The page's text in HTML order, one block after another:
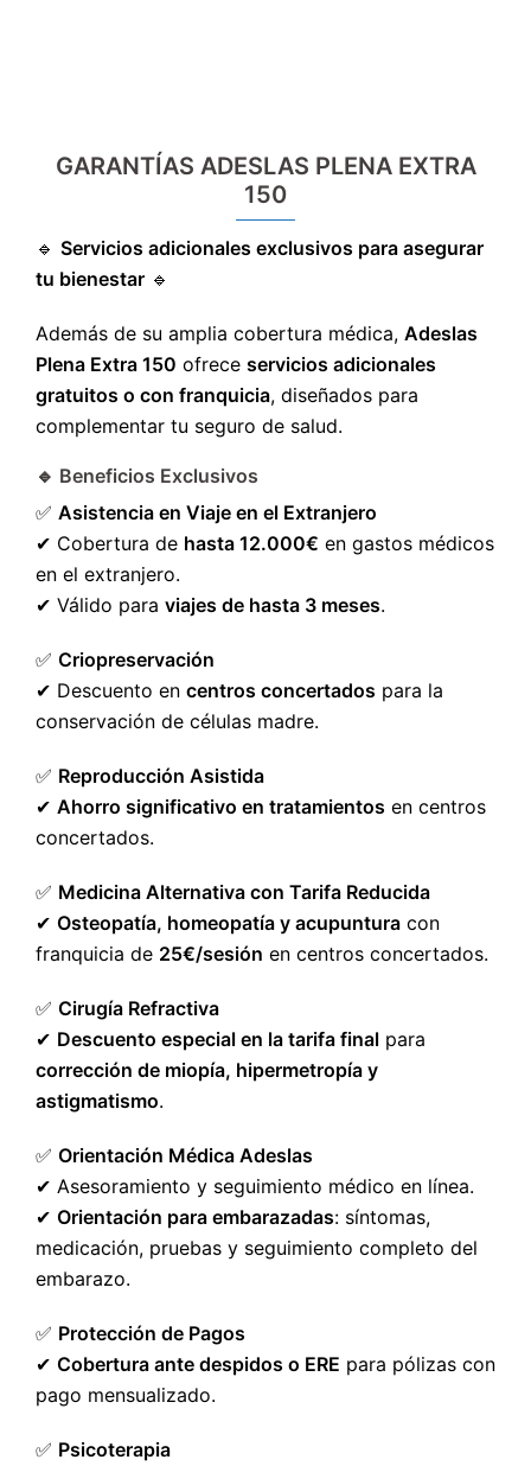
GARANTÍAS ADESLAS PLENA EXTRA
150
🔹 Servicios adicionales exclusivos para asegurar
tu bienestar 🔹
Además de su amplia cobertura médica, Adeslas
Plena Extra 150 ofrece servicios adicionales
gratuitos o con franquicia, diseñados para
complementar tu seguro de salud.
🔹 Beneficios Exclusivos
✅ Asistencia en Viaje en el Extranjero
✔ Cobertura de hasta 12.000€ en gastos médicos
en el extranjero.
✔ Válido para viajes de hasta 3 meses.
✅ Criopreservación
✔ Descuento en centros concertados para la
conservación de células madre.
✅ Reproducción Asistida
✔ Ahorro significativo en tratamientos en centros
concertados.
✅ Medicina Alternativa con Tarifa Reducida
✔ Osteopatía, homeopatía y acupuntura con
franquicia de 25€/sesión en centros concertados.
✅ Cirugía Refractiva
✔ Descuento especial en la tarifa final para
corrección de miopía, hipermetropía y
astigmatismo.
✅ Orientación Médica Adeslas
✔ Asesoramiento y seguimiento médico en línea.
✔ Orientación para embarazadas: síntomas,
medicación, pruebas y seguimiento completo del
embarazo.
✅ Protección de Pagos
✔ Cobertura ante despidos o ERE para pólizas con
pago mensualizado.
✅ Psicoterapia